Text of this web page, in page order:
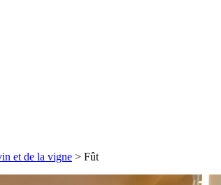
et de la vigne > Fût